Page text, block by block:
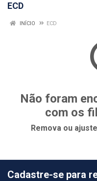
ECD
INÍCIO ECD
Não foram
com os
Remova ou
Cadastre-se para